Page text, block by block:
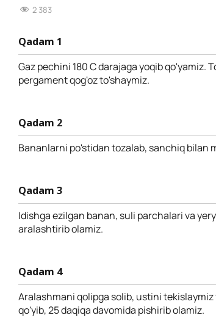
2 383
Qadam 1
Gaz pechini 180 C darajaga yoqib qo'yamiz.
pergament qog'oz to'shaymiz.
Qadam 2
Bananlarni po'stidan tozalab, sanchiq bilan
Qadam 3
Idishga ezilgan banan, suli parchalari va
aralashtirib olamiz.
Qadam 4
Aralashmani qolipga solib, ustini tekislaymiz
qo'yib, 25 daqiqa davomida pishirib olamiz.